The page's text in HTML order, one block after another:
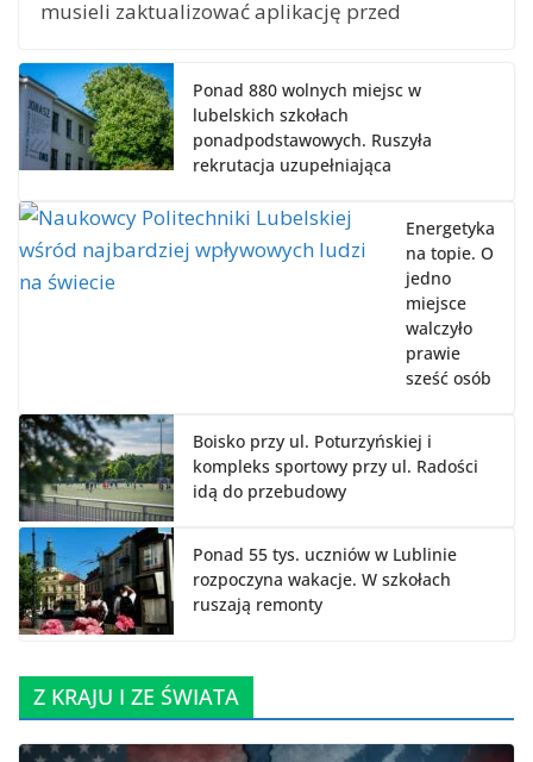
musieli zaktualizować aplikację przed
Ponad 880 wolnych miejsc w
lubelskich szkołach
ponadpodstawowych. Ruszyła
rekrutacja uzupełniająca
Energetyka
na topie. O
jedno
miejsce
walczyło
prawie
sześć osób
Boisko przy ul. Poturzyńskiej i
kompleks sportowy przy ul. Radości
idą do przebudowy
Ponad 55 tys. uczniów w Lublinie
rozpoczyna wakacje. W szkołach
ruszają remonty
Z KRAJU I ZE ŚWIATA